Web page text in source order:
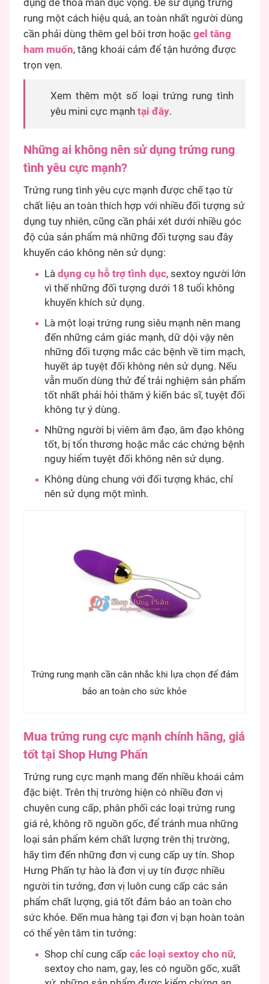
dụng để thỏa mãn dục vọng. Để sử dụng trứng
rung một cách hiệu quả, an toàn nhất người dùng
cần phải dùng thêm gel bôi trơn hoặc gel tăng
ham muốn, tăng khoái cảm để tận hưởng được
trọn vẹn.
Xem thêm một số loại trứng rung tình
yêu mini cực mạnh tại đây.
Những ai không nên sử dụng trứng rung
tình yêu cực mạnh?
Trứng rung tình yêu cực mạnh được chế tạo từ
chất liệu an toàn thích hợp với nhiều đối tượng sử
dụng tuy nhiên, cũng cần phải xét dưới nhiều góc
độ của sản phẩm mà những đối tượng sau đây
khuyến cáo không nên sử dụng:
Là dụng cụ hỗ trợ tình dục, sextoy người lớn
vì thế những đối tượng dưới 18 tuổi không
khuyến khích sử dụng.
Là một loại trứng rung siêu mạnh nên mang
đến những cảm giác mạnh, dữ dội vậy nên
những đối tượng mắc các bệnh về tim mạch,
huyết áp tuyệt đối không nên sử dụng. Nếu
vẫn muốn dùng thử để trải nghiệm sản phẩm
tốt nhất phải hỏi thăm ý kiến bác sĩ, tuyệt đối
không tự ý dùng.
Những người bị viêm âm đạo, âm đạo không
tốt, bị tổn thương hoặc mắc các chứng bệnh
nguy hiểm tuyệt đối không nên sử dụng.
Không dùng chung với đối tượng khác, chỉ
nên sử dụng một mình.
Trứng rung mạnh cần cân nhắc khi lựa chọn để đảm
bảo an toàn cho sức khỏe
Mua trứng rung cực mạnh chính hãng, giá
tốt tại Shop Hưng Phấn
Trứng rung cực mạnh mang đến nhiều khoái cảm
đặc biệt. Trên thị trường hiện có nhiều đơn vị
chuyên cung cấp, phân phối các loại trứng rung
giá rẻ, không rõ nguồn gốc, để tránh mua những
loại sản phẩm kém chất lượng trên thị trường,
hãy tìm đến những đơn vị cung cấp uy tín. Shop
Hưng Phấn tự hào là đơn vị uy tín được nhiều
người tin tưởng, đơn vị luôn cung cấp các sản
phẩm chất lượng, giá tốt đảm bảo an toàn cho
sức khỏe. Đến mua hàng tại đơn vị bạn hoàn toàn
có thể yên tâm tin tưởng:
Shop chỉ cung cấp các loại sextoy cho nữ,
sextoy cho nam, gay, les có nguồn gốc, xuất